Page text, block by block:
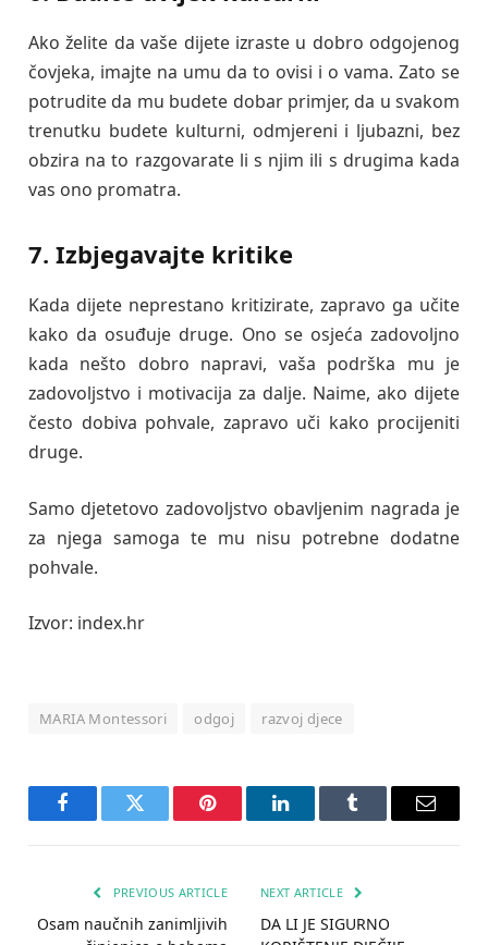
Ako želite da vaše dijete izraste u dobro odgojenog
čovjeka, imajte na umu da to ovisi i o vama. Zato se
potrudite da mu budete dobar primjer, da u svakom
trenutku budete kulturni, odmjereni i ljubazni, bez
obzira na to razgovarate li s njim ili s drugima kada
vas ono promatra.
7. Izbjegavajte kritike
Kada dijete neprestano kritizirate, zapravo ga učite
kako da osuđuje druge. Ono se osjeća zadovoljno
kada nešto dobro napravi, vaša podrška mu je
zadovoljstvo i motivacija za dalje. Naime, ako dijete
često dobiva pohvale, zapravo uči kako procijeniti
druge.
Samo djetetovo zadovoljstvo obavljenim nagrada je
za njega samoga te mu nisu potrebne dodatne
pohvale.
Izvor: index.hr
MARIA Montessori odgoj razvoj djece
FacebookTwitter Pinterest LinkedInTumblr Email
PREVIOUS ARTICLE
Osam naučnih zanimljivih
NEXT ARTICLE
DA LI JE SIGURNO